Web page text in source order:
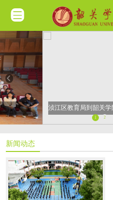
1 2
浈江区教育局到韶关学院幼儿园调研
新闻动态